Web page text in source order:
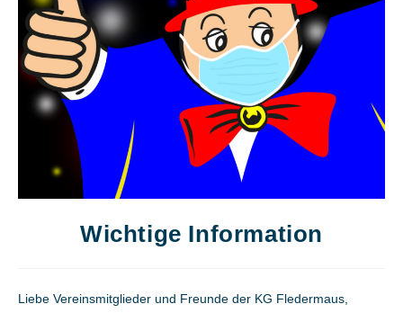
Wichtige Information
Liebe Vereinsmitglieder und Freunde der KG Fledermaus,